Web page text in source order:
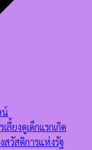
น์
ลี้ยงดูเด็กแรกเกิด
สวัสดิการแห่งรัฐ